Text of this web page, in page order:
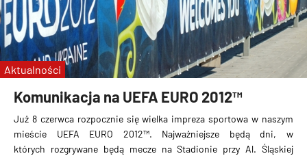
Komunikacja na UEFA EURO 2012™
Już 8 czerwca rozpocznie sięwielka impreza sportowa w naszym
mieście UEFA EURO 2012™. Najważniejsze będą dni, w
których rozgrywane będą meczena Stadionie przy Al. Śląskiej
Aktualności